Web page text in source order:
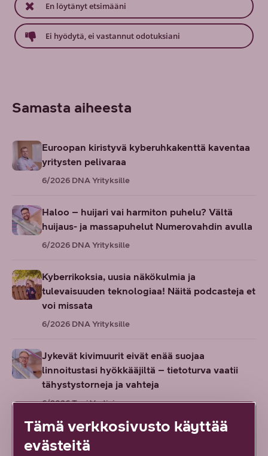
En löytänyt etsimääni
Ei hyödytä, ei vastannut odotuksiani
Samasta aiheesta
Euroopan kiristyvä kyberuhkakenttä kaventaa
yritysten pelivaraa
6/2026 DNA Yrityksille
Haloo – huijari vai harmiton puhelu? Vältä
huijaus- ja massapuhelut Numerovahdin avulla
6/2026 DNA Yrityksille
Kyberrikoksia, uusia näkökulmia ja
tulevaisuuden teknologiaa! Näitä podcasteja et
voi missata
6/2026 DNA Yrityksille
Jykevät kivimuurit eivät enää suojaa
linnoitustasi hyökkääjiltä – tietoturva vaatii
tähystystorneja ja vahteja
6/2026Toni Vartiainen
Luuletko, ettei yrityksesi kiinnosta
kyberrikollisia? Olet todennäköisesti väärässä
Tämä verkkosivusto käyttää
evästeitä